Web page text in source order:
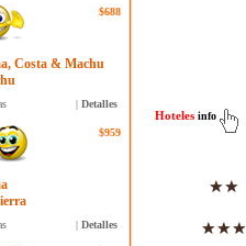
$688
Costa & Machu
| Detalles
$959
| Detalles
Hoteles info